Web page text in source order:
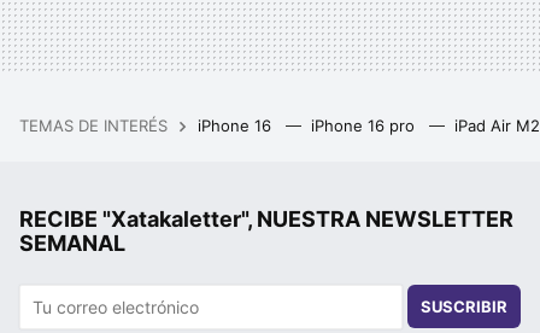
TEMAS DE INTERÉS iPhone 16 iPhone 16 pro iPad Air
RECIBE "Xatakaletter", NUESTRA NEWSLETTER
SEMANAL
SUSCRIBIR